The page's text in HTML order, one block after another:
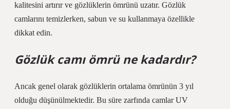
kalitesini artırır ve gözlüklerin ömrünü uzatır. Gözlük
camlarını temizlerken, sabun ve su kullanmaya özellikle
dikkat edin.
Gözlük camı ömrü ne kadardır?
Ancak genel olarak gözlüklerin ortalama ömrünün 3 yıl
olduğu düşünülmektedir. Bu süre zarfında camlar UV